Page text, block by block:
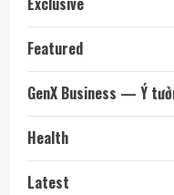
Featured
GenX Business — Ý
Health
Latest